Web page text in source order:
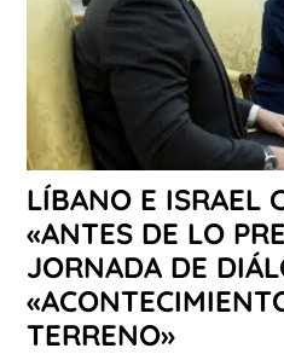
LÍBANO E ISRAEL
«ANTES DE LO
JORNADA DE
TERRENO»